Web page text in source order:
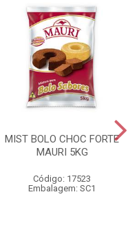
MIST BOLO CHOC FORTE
MAURI 5KG
Código: 17523
Embalagem: SC1